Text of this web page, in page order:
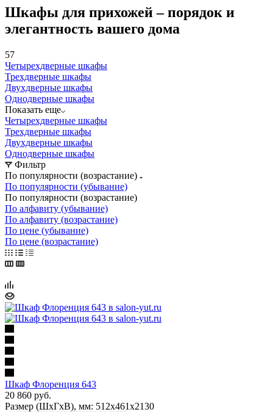
Шкафы для прихожей – порядок и
элегантность вашего дома
57
Четырехдверные шкафы
Трехдверные шкафы
Двухдверные шкафы
Однодверные шкафы
Показать еще
Четырехдверные шкафы
Трехдверные шкафы
Двухдверные шкафы
Однодверные шкафы
Фильтр
По популярности (возрастание)
По популярности (убывание)
По популярности (возрастание)
По алфавиту (убывание)
По алфавиту (возрастание)
По цене (убывание)
По цене (возрастание)
Шкаф Флоренция 643
20 860 руб.
Размер (ШхГхВ), мм: 512х461х2130